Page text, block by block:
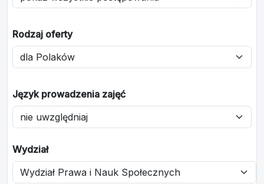
Rodzaj oferty
Język prowadzenia zajęć
Wydział